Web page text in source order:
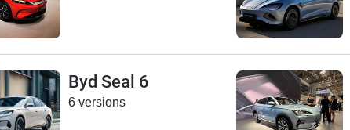
Byd Seal 6
6 versions